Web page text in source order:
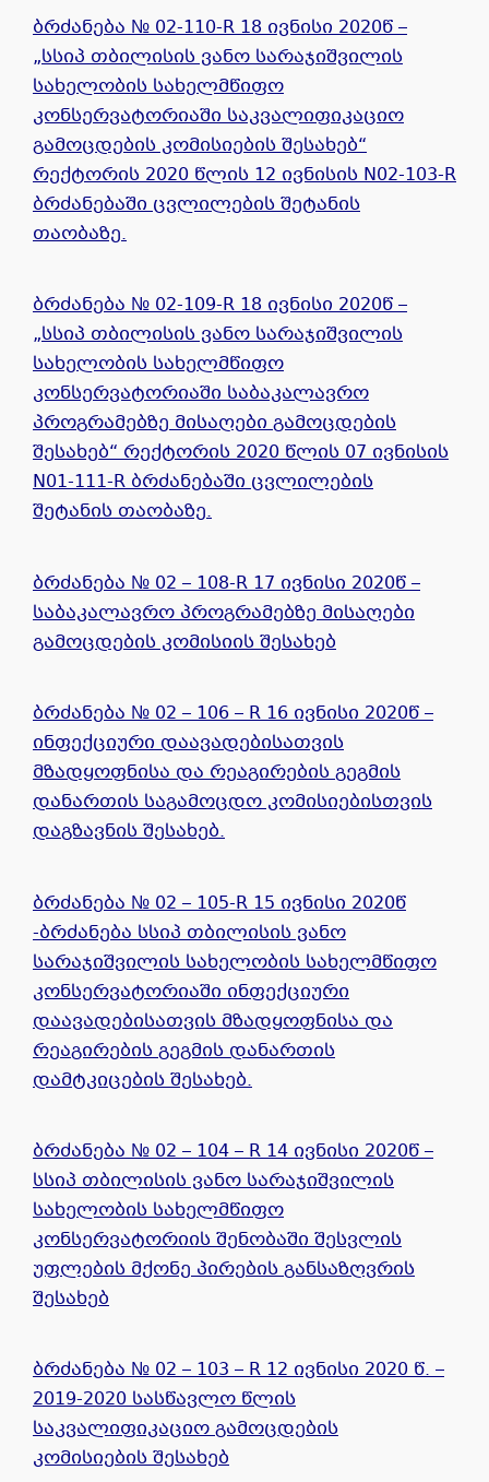
ბრძანება № 02-110-R 18 ივნისი 2020წ –
„სსიპ თბილისის ვანო სარაჯიშვილის
სახელობის სახელმწიფო
კონსერვატორიაში საკვალიფიკაციო
გამოცდების კომისიების შესახებ“
რექტორის 2020 წლის 12 ივნისის N02-103-R
ბრძანებაში ცვლილების შეტანის
თაობაზე.
ბრძანება № 02-109-R 18 ივნისი 2020წ –
„სსიპ თბილისის ვანო სარაჯიშვილის
სახელობის სახელმწიფო
კონსერვატორიაში საბაკალავრო
პროგრამებზე მისაღები გამოცდების
შესახებ“ რექტორის 2020 წლის 07 ივნისის
N01-111-R ბრძანებაში ცვლილების
შეტანის თაობაზე.
ბრძანება № 02 – 108-R 17 ივნისი 2020წ –
საბაკალავრო პროგრამებზე მისაღები
გამოცდების კომისიის შესახებ
ბრძანება № 02 – 106 – R 16 ივნისი 2020წ –
ინფექციური დაავადებისათვის
მზადყოფნისა და რეაგირების გეგმის
დანართის საგამოცდო კომისიებისთვის
დაგზავნის შესახებ.
ბრძანება № 02 – 105-R 15 ივნისი 2020წ
-ბრძანება სსიპ თბილისის ვანო
სარაჯიშვილის სახელობის სახელმწიფო
კონსერვატორიაში ინფექციური
დაავადებისათვის მზადყოფნისა და
რეაგირების გეგმის დანართის
დამტკიცების შესახებ.
ბრძანება № 02 – 104 – R 14 ივნისი 2020წ –
სსიპ თბილისის ვანო სარაჯიშვილის
სახელობის სახელმწიფო
კონსერვატორიის შენობაში შესვლის
უფლების მქონე პირების განსაზღვრის
შესახებ
ბრძანება № 02 – 103 – R 12 ივნისი 2020 წ. –
2019-2020 სასწავლო წლის
საკვალიფიკაციო გამოცდების
კომისიების შესახებ